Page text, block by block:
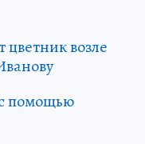
цветник возле
помощью